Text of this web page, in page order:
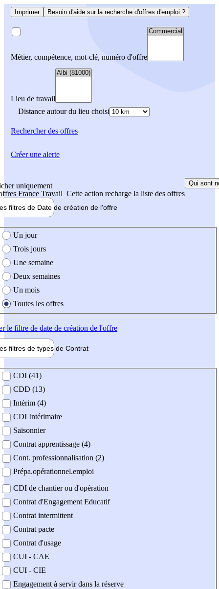
Imprimer Besoin d'aide sur la recherche d'offres d'emploi ?
Métier, compétence, mot-clé, numéro d'offre
Lieu de travail
Distance autour du lieu choisi
Rechercherdes offres
uniquement
France Travail Cette action recharge la liste des offres
Qui sont
filtres de Date de création de l'offre
création de l'offre
Un jour
Trois jours
Une semaine
Deux semaines
Un mois
Toutes les offres
le filtre de date de création de l'offre
filtres de types de Contrat
contrat
CDI (41)
CDD (13)
Intérim (4)
CDI Intérimaire
Saisonnier
Contrat apprentissage (4)
Cont. professionnalisation (2)
Prépa.opérationnel.emploi
CDI de chantier ou d'opération
Contrat d'Engagement Educatif
Contrat intermittent
Contrat pacte
Contrat d'usage
CUI - CAE
CUI - CIE
Engagement à servir dans la réserve
Créer une alerte